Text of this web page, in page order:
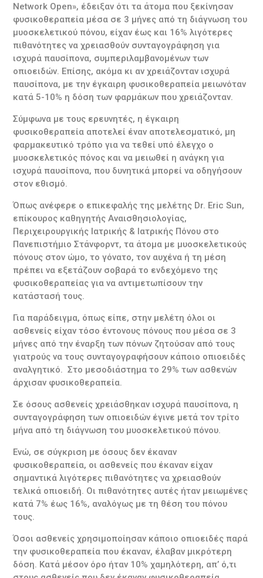
Network Open», έδειξαν ότι τα άτομα που ξεκίνησαν
φυσικοθεραπεία μέσα σε 3 μήνες από τη διάγνωση του
μυοσκελετικού πόνου, είχαν έως και 16% λιγότερες
πιθανότητες να χρειασθούν συνταγογράφηση για
ισχυρά παυσίπονα, συμπεριλαμβανομένων των
οπιοειδών. Επίσης, ακόμα κι αν χρειάζονταν ισχυρά
παυσίπονα, με την έγκαιρη φυσικοθεραπεία μειωνόταν
κατά 5-10% η δόση των φαρμάκων που χρειάζονταν.
Σύμφωνα με τους ερευνητές, η έγκαιρη
φυσικοθεραπεία αποτελεί έναν αποτελεσματικό, μη
φαρμακευτικό τρόπο για να τεθεί υπό έλεγχο ο
μυοσκελετικός πόνος και να μειωθεί η ανάγκη για
ισχυρά παυσίπονα, που δυνητικά μπορεί να οδηγήσουν
στον εθισμό.
Όπως ανέφερε ο επικεφαλής της μελέτης Dr. Eric Sun,
επίκουρος καθηγητής Αναισθησιολογίας,
Περιχειρουργικής Ιατρικής & Ιατρικής Πόνου στο
Πανεπιστήμιο Στάνφορντ, τα άτομα με μυοσκελετικούς
πόνους στον ώμο, το γόνατο, τον αυχένα ή τη μέση
πρέπει να εξετάζουν σοβαρά το ενδεχόμενο της
φυσικοθεραπείας για να αντιμετωπίσουν την
κατάστασή τους.
Για παράδειγμα, όπως είπε, στην μελέτη όλοι οι
ασθενείς είχαν τόσο έντονους πόνους που μέσα σε 3
μήνες από την έναρξη των πόνων ζητούσαν από τους
γιατρούς να τους συνταγογραφήσουν κάποιο οπιοειδές
αναλγητικό. Στο μεσοδιάστημα το 29% των ασθενών
άρχισαν φυσικοθεραπεία.
Σε όσους ασθενείς χρειάσθηκαν ισχυρά παυσίπονα, η
συνταγογράφηση των οπιοειδών έγινε μετά τον τρίτο
μήνα από τη διάγνωση του μυοσκελετικού πόνου.
Ενώ, σε σύγκριση με όσους δεν έκαναν
φυσικοθεραπεία, οι ασθενείς που έκαναν είχαν
σημαντικά λιγότερες πιθανότητες να χρειασθούν
τελικά οπιοειδή. Οι πιθανότητες αυτές ήταν μειωμένες
κατά 7% έως 16%, αναλόγως με τη θέση του πόνου
τους.
Όσοι ασθενείς χρησιμοποίησαν κάποιο οπιοειδές παρά
την φυσικοθεραπεία που έκαναν, έλαβαν μικρότερη
δόση. Κατά μέσον όρο ήταν 10% χαμηλότερη, απ’ ό,τι